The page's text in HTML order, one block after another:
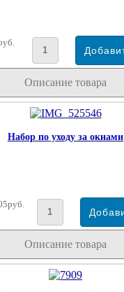
Описание товара
Набор по уходу за окнами
Описание товара